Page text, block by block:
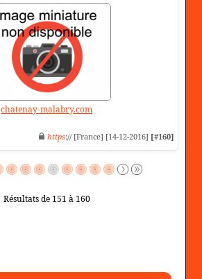
chatenay-malabry.com
https:// [France] [14-12-2016] [#160]
Résultats de 151 à 160